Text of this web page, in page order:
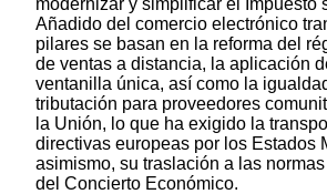
Añadido del comercio electrónico
pilares se basan en la reforma del
de ventas a distancia, la aplicación
ventanilla única, así como la
tributación para proveedores
la Unión, lo que ha exigido la
directivas europeas por los Estados
asimismo, su traslación a las
del Concierto Económico.